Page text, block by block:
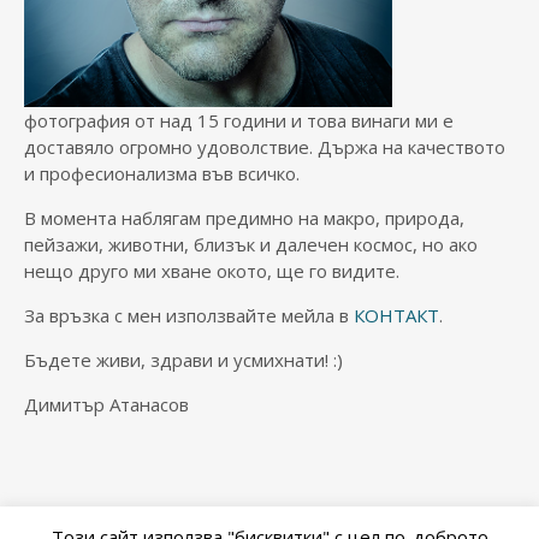
фотография от над 15 години и това винаги ми е
доставяло огромно удоволствие. Държа на качеството
и професионализма във всичко.
В момента наблягам предимно на макро, природа,
пейзажи, животни, близък и далечен космос, но ако
нещо друго ми хване окото, ще го видите.
За връзка с мен използвайте мейла в КОНТАКТ.
Бъдете живи, здрави и усмихнати! :)
Димитър Атанасов